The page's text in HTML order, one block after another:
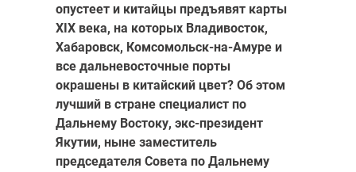
опустеет и китайцы предъявят карты
XIX века, на которых Владивосток,
Хабаровск, Комсомольск-на-Амуре и
все дальневосточные порты
окрашены в китайский цвет? Об этом
лучший в стране специалист по
Дальнему Востоку, экс-президент
Якутии, ныне заместитель
председателя Совета по Дальнему